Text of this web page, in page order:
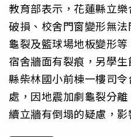
教育部表示，花蓮縣立
破損、校舍門窗變形無
龜裂及籃球場地板變形
宿舍牆面有裂痕，另學
縣柴林國小前棟一樓司
處，因地震加劇龜裂分
續立牆有倒塌的疑慮，影